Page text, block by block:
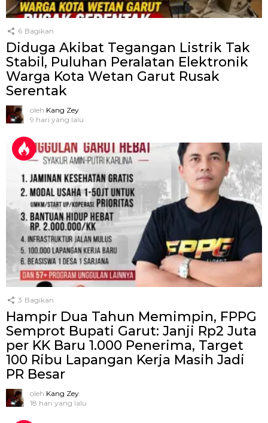
6 Bagikan
Diduga Akibat Tegangan Listrik Tak
Stabil, Puluhan Peralatan Elektronik
Warga Kota Wetan Garut Rusak
Serentak
oleh Kang Zey
9 hari yang lalu
3 Bagikan
Hampir Dua Tahun Memimpin, FPPG
Semprot Bupati Garut: Janji Rp2 Juta
per KK Baru 1.000 Penerima, Target
100 Ribu Lapangan Kerja Masih Jadi
PR Besar
oleh Kang Zey
18 hari yang lalu